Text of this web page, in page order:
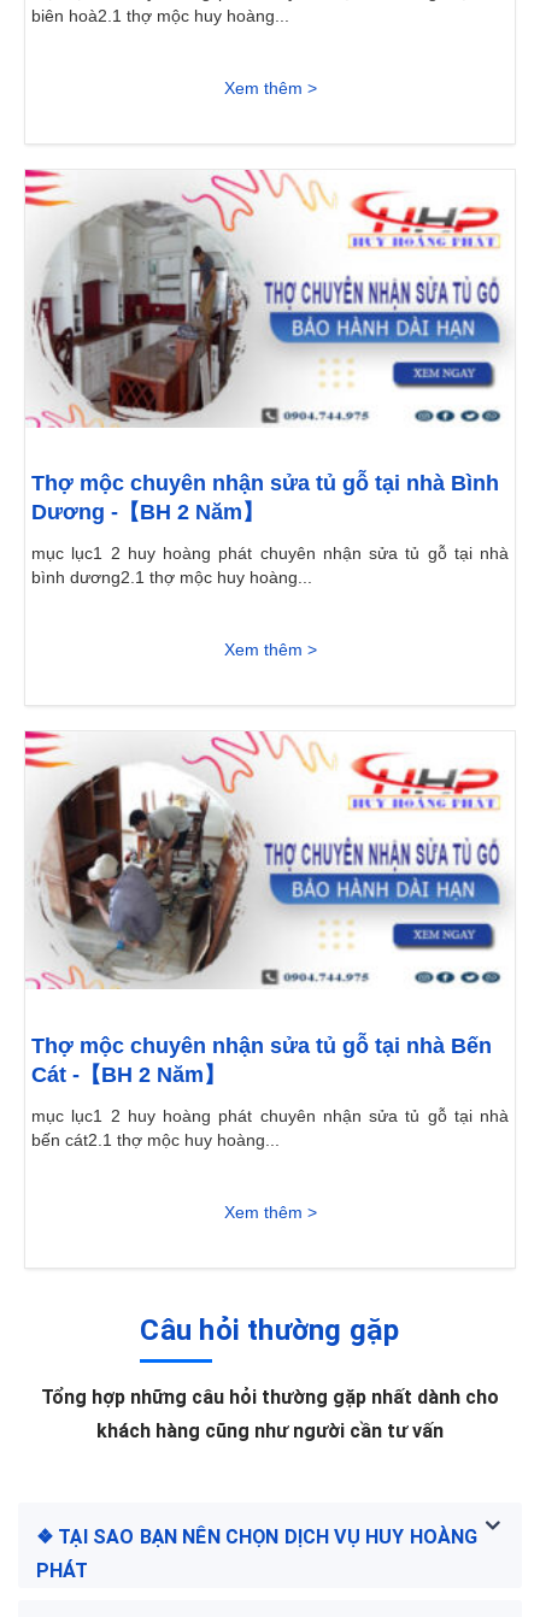
biên hoà2.1 thợ mộc huy hoàng...
Xem thêm >
Thợ mộc chuyên nhận sửa tủ gỗ tại nhà Bình
Dương -【BH 2 Năm】
mục lục1 2 huy hoàng phát chuyên nhận sửa tủ gỗ tại nhà
bình dương2.1 thợ mộc huy hoàng...
Xem thêm >
Thợ mộc chuyên nhận sửa tủ gỗ tại nhà Bến
Cát -【BH 2 Năm】
mục lục1 2 huy hoàng phát chuyên nhận sửa tủ gỗ tại nhà
bến cát2.1 thợ mộc huy hoàng...
Xem thêm >
Câu hỏi thường gặp
Tổng hợp những câu hỏi thường gặp nhất dành cho
khách hàng cũng như người cần tư vấn
❖ TẠI SAO BẠN NÊN CHỌN DỊCH VỤ HUY HOÀNG
PHÁT